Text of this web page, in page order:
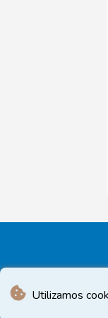
Utilizamos